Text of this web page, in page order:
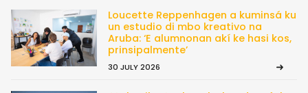
Loucette Reppenhagen a kuminsá ku
un estudio di mbo kreativo na
Aruba: ‘E alumnonan akí ke hasi kos,
prinsipalmente’
30 JULY 2026